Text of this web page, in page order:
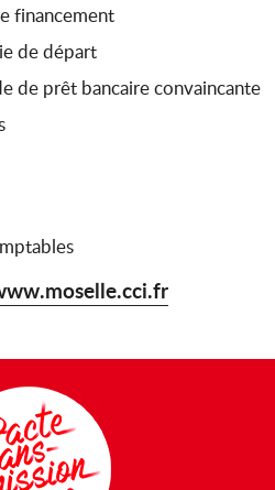
financement
de départ
de prêt bancaire convaincante